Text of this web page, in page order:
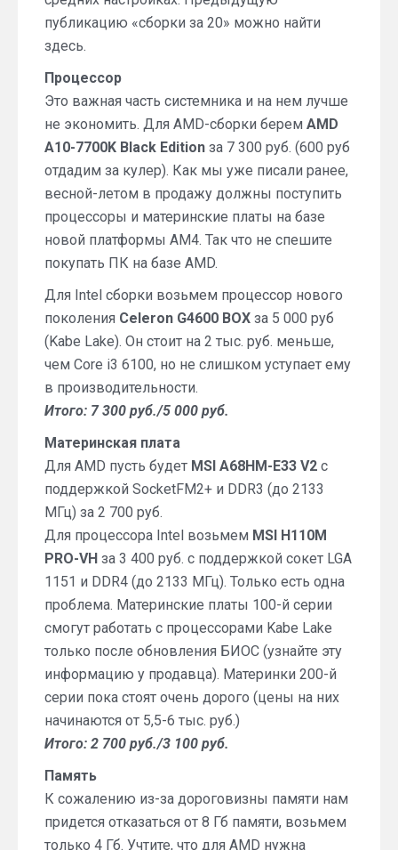
публикацию «сборки за 20» можно найти
здесь.
Процессор
Это важная часть системника и на нем лучше
не экономить. Для AMD-сборки берем AMD
A10-7700K Black Edition за 7 300 руб. (600 руб
отдадим за кулер). Как мы уже писали ранее,
весной-летом в продажу должны поступить
процессоры и материнские платы на базе
новой платформы AM4. Так что не спешите
покупать ПК на базе AMD.
Для Intel сборки возьмем процессор нового
поколения Celeron G4600 BOX за 5 000 руб
(Kabe Lake). Он стоит на 2 тыс. руб. меньше,
чем Core i3 6100, но не слишком уступает ему
в производительности.
Итого: 7 300 руб./5 000 руб.
Материнская плата
Для AMD пусть будет MSI A68HM-E33 V2 с
поддержкой SocketFM2+ и DDR3 (до 2133
МГц) за 2 700 руб.
Для процессора Intel возьмем MSI H110M
PRO-VH за 3 400 руб. c поддержкой сокет LGA
1151 и DDR4 (до 2133 МГц). Только есть одна
проблема. Материнские платы 100-й серии
смогут работать с процессорами Kabe Lake
только после обновления БИОС (узнайте эту
информацию у продавца). Материнки 200-й
серии пока стоят очень дорого (цены на них
начинаются от 5,5-6 тыс. руб.)
Итого: 2 700 руб./3 100 руб.
Память
К сожалению из-за дороговизны памяти нам
придется отказаться от 8 Гб памяти, возьмем
только 4 Гб. Учтите, что для AMD нужна